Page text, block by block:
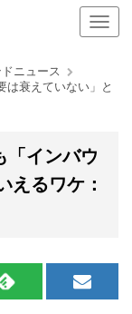
ナ
ビ
ー
シ
替
る
ニュース
は衰えていない」と
「インバウ
えるワケ：
RSS
メ